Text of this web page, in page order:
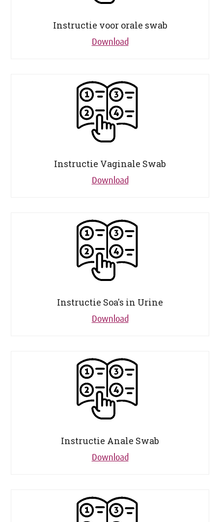
Instructie voor orale swab
Download
Instructie Vaginale Swab
Download
Instructie Soa's in Urine
Download
Instructie Anale Swab
Download